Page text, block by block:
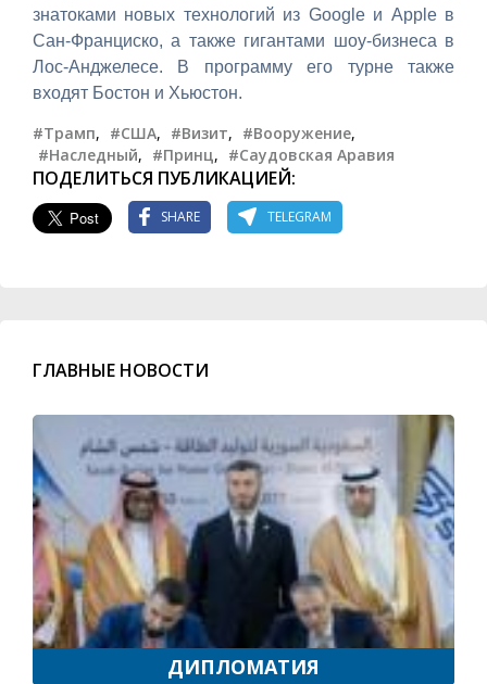
знатоками новых технологий из Google и Apple в
Сан-Франциско, а также гигантами шоу-бизнеса в
Лос-Анджелесе. В программу его турне также
входят Бостон и Хьюстон.
#Трамп, #США, #Визит, #Вооружение,
#Наследный, #Принц, #Саудовская Аравия
ПОДЕЛИТЬСЯ ПУБЛИКАЦИЕЙ:
SHARE TELEGRAM
ГЛАВНЫЕ НОВОСТИ
ДИПЛОМАТИЯ